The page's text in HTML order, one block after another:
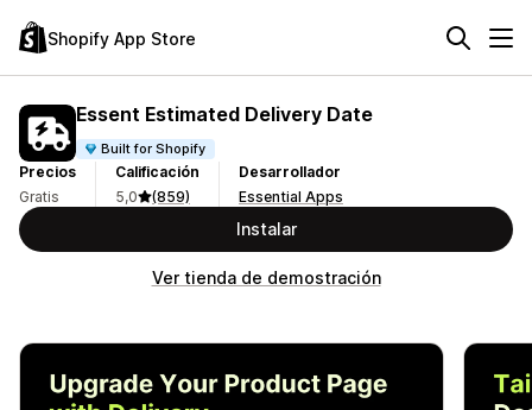
Shopify App Store
Essent Estimated Delivery Date
Built for Shopify
Precios
Gratis
Calificación
5,0
(859)
Desarrollador
Essential Apps
Instalar
Ver tienda de demostración